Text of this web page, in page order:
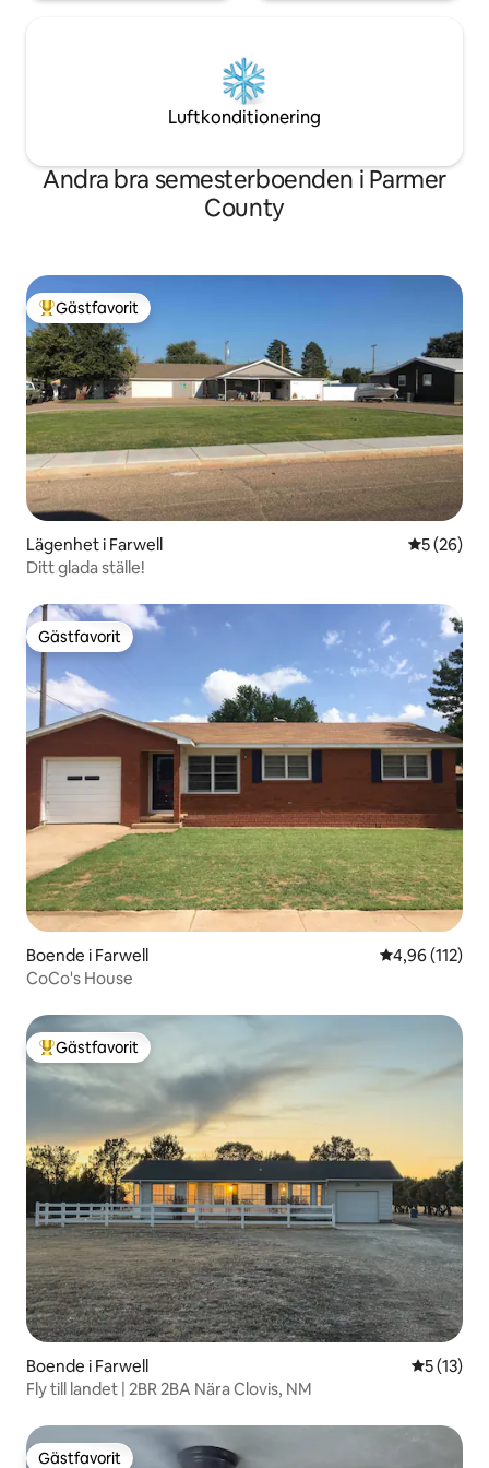
Luftkonditionering
Andra bra semesterboenden i Parmer
County
Populär gästfavorit
Gästfavorit
Lägenhet i Farwell 5 av 5 i
5 (26)
Ditt glada ställe!
Gästfavorit
Gästfavorit
Boende i Farwell 4,96 av 5 i
4,96 (112)
CoCo's House
Populär gästfavorit
Gästfavorit
Boende i Farwell 5 av 5 i
5 (13)
Fly till landet | 2BR 2BA Nära Clovis, NM
Gästfavorit